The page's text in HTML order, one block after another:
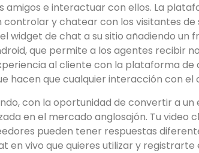
e interactuar con ellos. La
y chatear con los visitantes
widget de chat a su sitio añadiendo
que permite a los agentes recibir
al cliente con la plataforma de
hacen que cualquier interacción con el
con la oportunidad de convertir a
en el mercado anglosajón. Tu
pueden tener respuestas
en vivo que quieres utilizar y registrarte